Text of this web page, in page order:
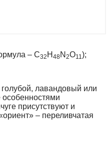
– C32 H 48N 2O11);
лавандовый или
присутствуют и
– переливчатая